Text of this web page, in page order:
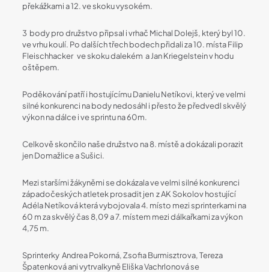
překážkami a 12. ve skoku vysokém.
3 body pro družstvo připsal i vrhač Michal Dolejš, který byl 10.
ve vrhu koulí. Po dalších třech bodech přidali za 10. místa Filip
Fleischhacker ve skoku dalekém a Jan Kriegelstein v hodu
oštěpem.
Poděkování patří i hostujícímu Danielu Netíkovi, který ve velmi
silné konkurenci na body nedosáhl i přesto že předvedl skvělý
výkon na dálce i ve sprintu na 60m.
Celkově skončilo naše družstvo na 8. místě a dokázali porazit
jen Domažlice a Sušici.
Mezi staršími žákyněmi se dokázala ve velmi silné konkurenci
západočeských atletek prosadit jen z AK Sokolov hostující
Adéla Netíková která vybojovala 4. místo mezi sprinterkami na
60 m za skvělý čas 8,09 a 7. místem mezi dálkařkami za výkon
4,75 m.
Sprinterky Andrea Pokorná, Zsofia Burmisztrova, Tereza
Špatenková ani vytrvalkyně Eliška Vachrlonová se